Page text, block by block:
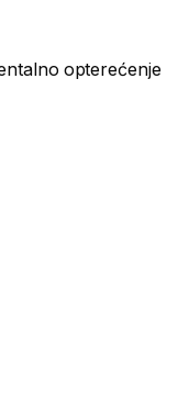
opterećenje